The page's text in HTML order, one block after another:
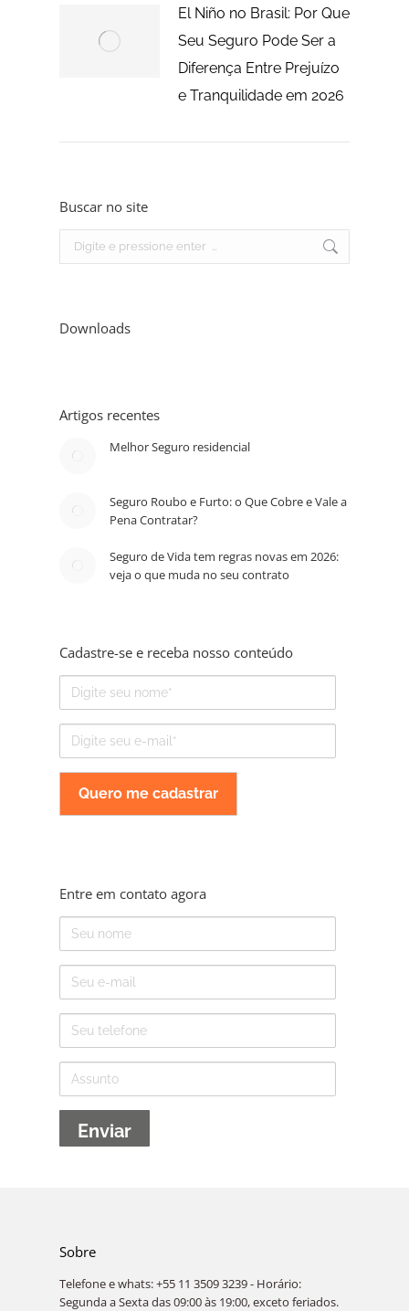
El Niño no Brasil: Por Que
Seu Seguro Pode Ser a
Diferença Entre Prejuízo
e Tranquilidade em 2026
Buscar no site
Search:
Downloads
Artigos recentes
Melhor Seguro residencial
Seguro Roubo e Furto: o Que Cobre e Vale a
Pena Contratar?
Seguro de Vida tem regras novas em 2026:
veja o que muda no seu contrato
Cadastre-se e receba nosso conteúdo
Nome
mail
Entre em contato agora
Nome
mail
Telefone
Assunto
Sobre
Telefone e whats: +55 11 3509 3239 - Horário:
Segunda a Sexta das 09:00 às 19:00, exceto feriados.